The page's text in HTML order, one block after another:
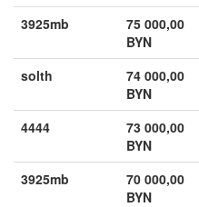
3925mb
75 000,00
BYN
solth
74 000,00
BYN
4444
73 000,00
BYN
3925mb
70 000,00
BYN